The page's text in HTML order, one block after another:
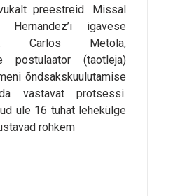
preestreid. Missal
Hernandez’i igavese
Carlos Metola,
postulaator (taotleja)
õndsakskuulutamise
vastavat protsessi.
üle 16 tuhat lehekülge
rohkem